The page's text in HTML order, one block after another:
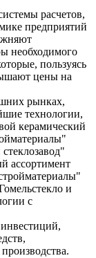
расчетов,
предприятий
необходимого
пользуясь
цены на
рынках,
технологии,
керамический
ассортимент
и
с